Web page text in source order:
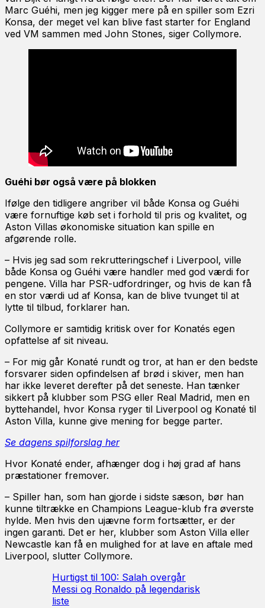
Marc Guéhi, men jeg kigger mere på en spiller som Ezri
Konsa, der meget vel kan blive fast starter for England
ved VM sammen med John Stones, siger Collymore.
Guéhi bør også være på blokken
Ifølge den tidligere angriber vil både Konsa og Guéhi
være fornuftige køb set i forhold til pris og kvalitet, og
Aston Villas økonomiske situation kan spille en
afgørende rolle.
– Hvis jeg sad som rekrutteringschef i Liverpool, ville
både Konsa og Guéhi være handler med god værdi for
pengene. Villa har PSR-udfordringer, og hvis de kan få
en stor værdi ud af Konsa, kan de blive tvunget til at
lytte til tilbud, forklarer han.
Collymore er samtidig kritisk over for Konatés egen
opfattelse af sit niveau.
– For mig går Konaté rundt og tror, at han er den bedste
forsvarer siden opfindelsen af brød i skiver, men han
har ikke leveret derefter på det seneste. Han tænker
sikkert på klubber som PSG eller Real Madrid, men en
byttehandel, hvor Konsa ryger til Liverpool og Konaté til
Aston Villa, kunne give mening for begge parter.
Se dagens spilforslag her
Hvor Konaté ender, afhænger dog i høj grad af hans
præstationer fremover.
– Spiller han, som han gjorde i sidste sæson, bør han
kunne tiltrække en Champions League-klub fra øverste
hylde. Men hvis den ujævne form fortsætter, er der
ingen garanti. Det er her, klubber som Aston Villa eller
Newcastle kan få en mulighed for at lave en aftale med
Liverpool, slutter Collymore.
Hurtigst til 100: Salah overgår
Messi og Ronaldo på legendarisk
liste